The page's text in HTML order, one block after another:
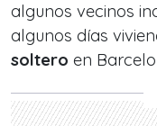
algunos vecinos
algunos días
soltero en